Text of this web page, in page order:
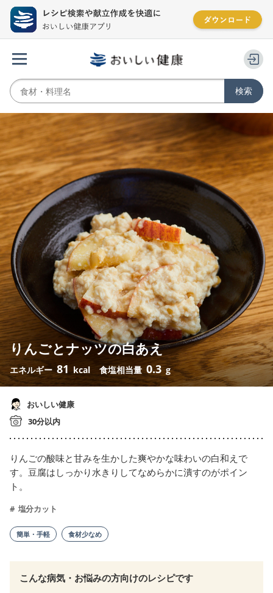
りんごとナッツの白あえ
エネルギー 81 kcal 食塩相当量 0.3 g
おいしい健康
30分以内
りんごの酸味と甘みを生かした爽やかな味わいの白和えで
す。豆腐はしっかり水きりしてなめらかに潰すのがポイン
ト。
塩分カット
簡単・手軽 食材少なめ
こんな病気・お悩みの方向けのレシピです